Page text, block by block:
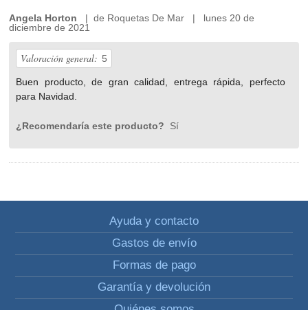
Angela Horton | de Roquetas De Mar | lunes 20 de
diciembre de 2021
Valoración general: 5
Buen producto, de gran calidad, entrega rápida, perfecto
para Navidad.
¿Recomendaría este producto? Sí
Ayuda y contacto
Gastos de envío
Formas de pago
Garantía y devolución